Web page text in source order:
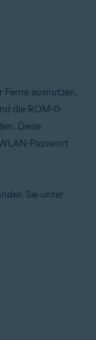
Ferne ausnutzen,
die ROM-0-
Diese
Passwort
Sie unter